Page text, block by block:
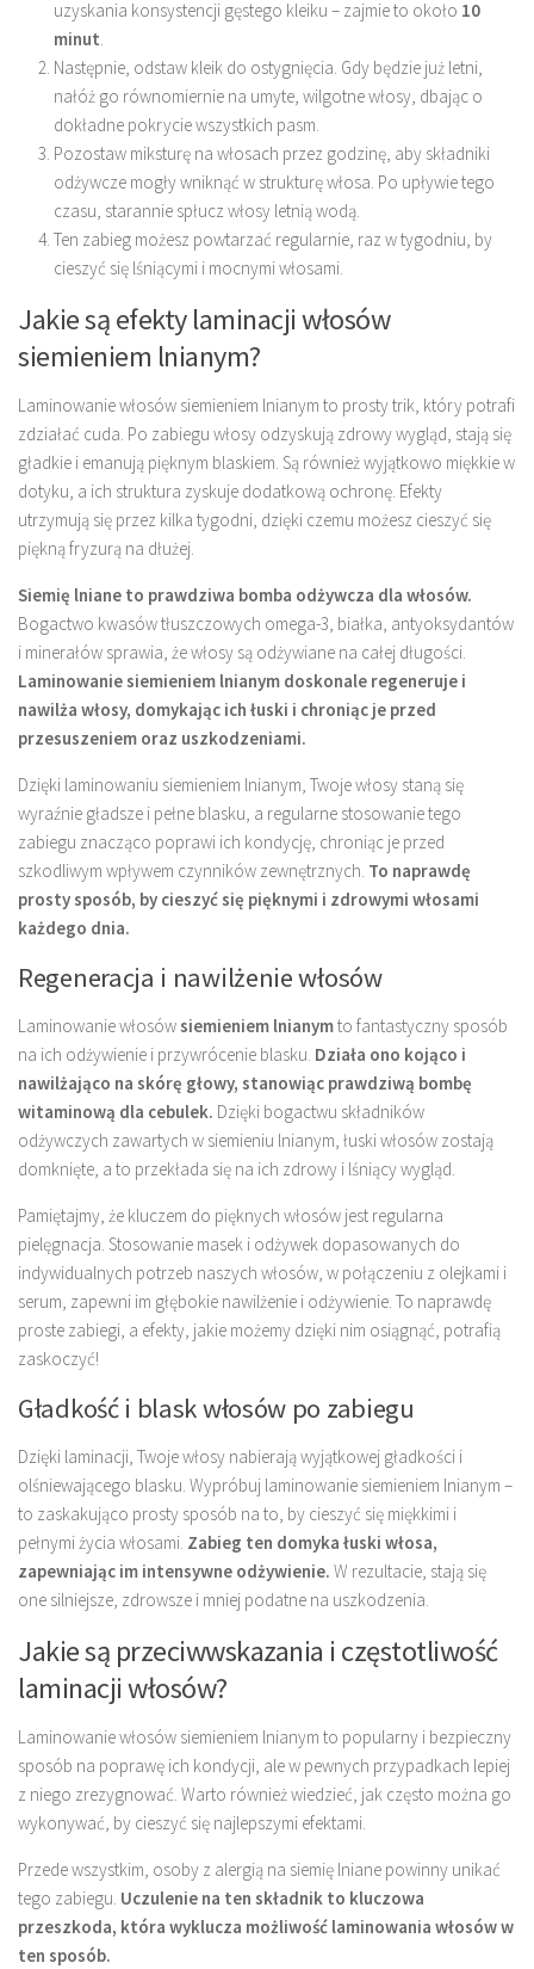
uzyskania konsystencji gęstego kleiku – zajmie to około 10
minut.
Następnie, odstaw kleik do ostygnięcia. Gdy będzie już letni,
nałóż go równomiernie na umyte, wilgotne włosy, dbając o
dokładne pokrycie wszystkich pasm.
Pozostaw miksturę na włosach przez godzinę, aby składniki
odżywcze mogły wniknąć w strukturę włosa. Po upływie tego
czasu, starannie spłucz włosy letnią wodą.
Ten zabieg możesz powtarzać regularnie, raz w tygodniu, by
cieszyć się lśniącymi i mocnymi włosami.
Jakie są efekty laminacji włosów
siemieniem lnianym?
Laminowanie włosów siemieniem lnianym to prosty trik, który potrafi
zdziałać cuda. Po zabiegu włosy odzyskują zdrowy wygląd, stają się
gładkie i emanują pięknym blaskiem. Są również wyjątkowo miękkie w
dotyku, a ich struktura zyskuje dodatkową ochronę. Efekty
utrzymują się przez kilka tygodni, dzięki czemu możesz cieszyć się
piękną fryzurą na dłużej.
Siemię lniane to prawdziwa bomba odżywcza dla włosów.
Bogactwo kwasów tłuszczowych omega-3, białka, antyoksydantów
i minerałów sprawia, że włosy są odżywiane na całej długości.
Laminowanie siemieniem lnianym doskonale regeneruje i
nawilża włosy, domykając ich łuski i chroniąc je przed
przesuszeniem oraz uszkodzeniami.
Dzięki laminowaniu siemieniem lnianym, Twoje włosy staną się
wyraźnie gładsze i pełne blasku, a regularne stosowanie tego
zabiegu znacząco poprawi ich kondycję, chroniąc je przed
szkodliwym wpływem czynników zewnętrznych. To naprawdę
prosty sposób, by cieszyć się pięknymi i zdrowymi włosami
każdego dnia.
Regeneracja i nawilżenie włosów
Laminowanie włosówsiemieniem lnianymto fantastyczny sposób
na ich odżywienie i przywrócenie blasku. Działa ono kojąco i
nawilżająco na skórę głowy, stanowiąc prawdziwą bombę
witaminową dla cebulek. Dzięki bogactwu składników
odżywczych zawartych w siemieniu lnianym, łuski włosów zostają
domknięte, a to przekłada się na ich zdrowy i lśniący wygląd.
Pamiętajmy, że kluczem do pięknych włosów jest regularna
pielęgnacja. Stosowanie masek i odżywek dopasowanych do
indywidualnych potrzeb naszych włosów, w połączeniu z olejkami i
serum, zapewni im głębokie nawilżenie i odżywienie. To naprawdę
proste zabiegi, a efekty, jakie możemy dzięki nim osiągnąć, potrafią
zaskoczyć!
Gładkość i blask włosów po zabiegu
Dzięki laminacji, Twoje włosy nabierają wyjątkowej gładkości i
olśniewającego blasku. Wypróbuj laminowanie siemieniem lnianym –
to zaskakująco prosty sposób na to, by cieszyć się miękkimi i
pełnymi życia włosami. Zabieg ten domyka łuski włosa,
zapewniając im intensywne odżywienie. W rezultacie, stają się
one silniejsze, zdrowsze i mniej podatne na uszkodzenia.
Jakie są przeciwwskazania i częstotliwość
laminacji włosów?
Laminowanie włosów siemieniem lnianym to popularny i bezpieczny
sposób na poprawę ich kondycji, ale w pewnych przypadkach lepiej
z niego zrezygnować. Warto również wiedzieć, jak często można go
wykonywać, by cieszyć się najlepszymi efektami.
Przede wszystkim, osoby z alergią na siemię lniane powinny unikać
tego zabiegu. Uczulenie na ten składnik to kluczowa
przeszkoda, która wyklucza możliwość laminowania włosów w
ten sposób.